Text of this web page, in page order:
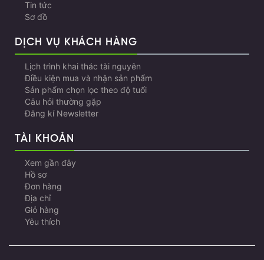
Tin tức
Sơ đồ
DỊCH VỤ KHÁCH HÀNG
Lịch trình khai thác tài nguyên
Điều kiện mua và nhận sản phẩm
Sản phẩm chọn lọc theo độ tuổi
Câu hỏi thường gặp
Đăng kí Newsletter
TÀI KHOẢN
Xem gần đây
Hồ sơ
Đơn hàng
Địa chỉ
Giỏ hàng
Yêu thích